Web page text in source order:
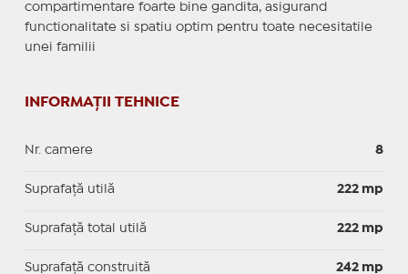
compartimentare foarte bine gandita, asigurand
functionalitate si spatiu optim pentru toate necesitatile
unei familii
INFORMAȚII TEHNICE
Nr. camere 8
Suprafaţă utilă 222 mp
Suprafaţă total utilă 222 mp
Suprafaţă construită 242 mp